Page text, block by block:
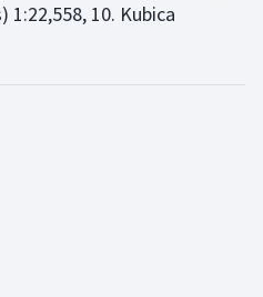
1:22,558, 10. Kubica